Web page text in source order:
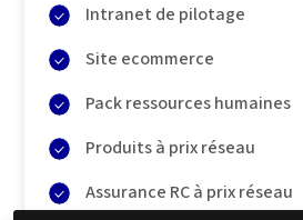
Intranet de pilotage
Site ecommerce
Pack ressources humaines
Produits à prix réseau
Assurance RC à prix réseau